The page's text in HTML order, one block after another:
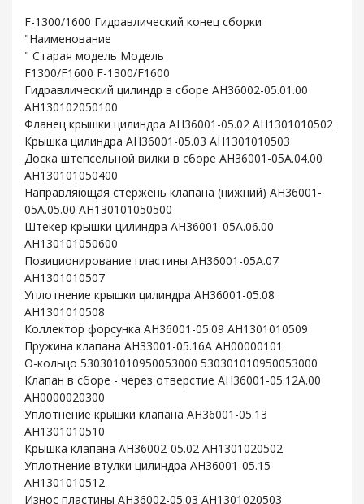
F-1300/1600 Гидравлический конец сборки
"Наименование
" Старая модель Модель
F1300/F1600 F-1300/F1600
Гидравлический цилиндр в сборе AH36002-05.01.00
AH130102050100
Фланец крышки цилиндра AH36001-05.02 AH1301010502
Крышка цилиндра AH36001-05.03 AH1301010503
Доска штепсельной вилки в сборе AH36001-05A.04.00
AH130101050400
Направляющая стержень клапана (нижний) AH36001-
05A.05.00 AH130101050500
Штекер крышки цилиндра AH36001-05A.06.00
AH130101050600
Позиционирование пластины AH36001-05A.07
AH1301010507
Уплотнение крышки цилиндра AH36001-05.08
AH1301010508
Коллектор форсунка AH36001-05.09 AH1301010509
Пружина клапана AH33001-05.16A AH00000101
O-кольцо 530301010950053000 530301010950053000
Клапан в сборе - через отверстие AH36001-05.12A.00
AH0000020300
Уплотнение крышки клапана AH36001-05.13
AH1301010510
Крышка клапана AH36002-05.02 AH1301020502
Уплотнение втулки цилиндра AH36001-05.15
AH1301010512
Износ пластины AH36002-05.03 AH1301020503